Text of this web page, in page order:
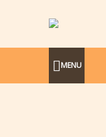
MENU